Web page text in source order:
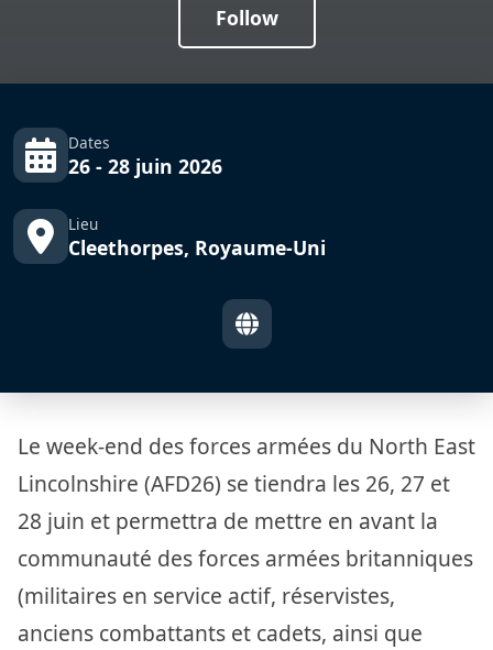
Follow
Dates
26 - 28 juin 2026
Lieu
Cleethorpes, Royaume-Uni
Le week-end des forces armées du North East
Lincolnshire (AFD26) se tiendra les 26, 27 et
28 juin et permettra de mettre en avant la
communauté des forces armées britanniques
(militaires en service actif, réservistes,
anciens combattants et cadets, ainsi que